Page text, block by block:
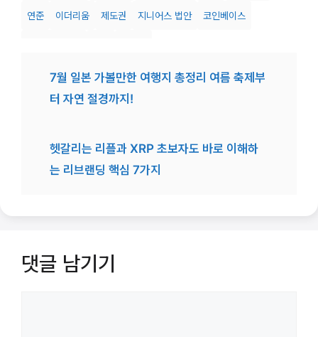
연준 이더리움 제도권 지니어스 법안 코인베이스
7월 일본 가볼만한 여행지 총정리 여름 축제부
터 자연 절경까지!
헷갈리는 리플과 XRP 초보자도 바로 이해하
는 리브랜딩 핵심 7가지
댓글 남기기